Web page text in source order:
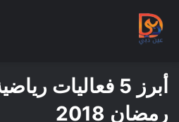
أبرز 5 فعاليات
رمضان 2018